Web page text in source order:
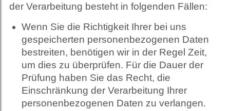
der Verarbeitung besteht in folgenden Fällen:
Wenn Sie die Richtigkeit Ihrer bei uns
gespeicherten personenbezogenen Daten
bestreiten, benötigen wir in der Regel Zeit,
um dies zu überprüfen. Für die Dauer der
Prüfung haben Sie das Recht, die
Einschränkung der Verarbeitung Ihrer
personenbezogenen Daten zu verlangen.